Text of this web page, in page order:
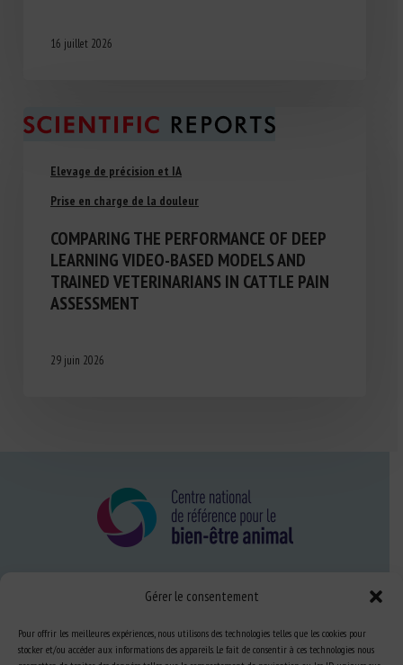
Gérer le consentement
Pour offrir les meilleures expériences, nous utilisons des technologies telles que les cookies pour
stocker et/ou accéder aux informations des appareils. Le fait de consentir à ces technologies nous
16 juillet 2026
Elevage de précision et IA
Prise en charge de la douleur
COMPARING THE PERFORMANCE OF DEEP
LEARNING VIDEO-BASED MODELS AND
TRAINED VETERINARIANS IN CATTLE PAIN
ASSESSMENT
29 juin 2026
Nous connaître
FAQ